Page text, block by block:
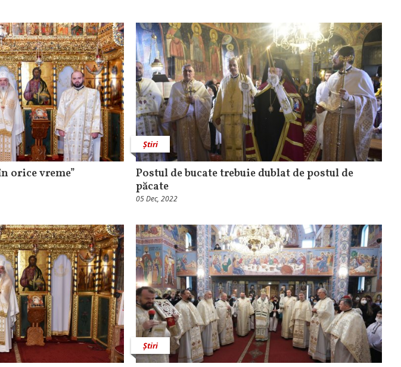
orice vreme”
Știri
Postul de bucate trebuie dublat de postul de
păcate
05 Dec, 2022
Știri